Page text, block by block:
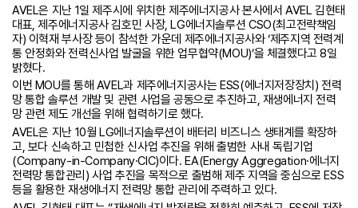
AVEL은 지난 1일 제주시에 위치한 제주에너지공사 본사에서 AVEL 김현태
대표, 제주에너지공사 김호민 사장, LG에너지솔루션 CSO(최고전략책임
자) 이혁재 부사장 등이 참석한 가운데 제주에너지공사와 ‘제주지역 전력계
통 안정화와 전력신사업 발굴을 위한 업무협약(MOU)’을 체결했다고 8일
밝혔다.
이번 MOU를 통해 AVEL과 제주에너지공사는 ESS(에너지저장장치) 전력
망 통합 솔루션 개발 및 관련 사업을 공동으로 추진하고, 재생에너지 전력
망 관련 제도 개선을 위해 협력하기로 했다.
AVEL은 지난 10월 LG에너지솔루션이 배터리 비즈니스 생태계를 확장하
고, 보다 신속하고 민첩한 신사업 추진을 위해 출범한 사내 독립기업
(Company-in-Company·CIC)이다. EA(Energy Aggregation·에너지
전력망 통합관리) 사업 추진을 목적으로 출범해 제주 지역을 중심으로 ESS
등을 활용한 재생에너지 전력망 통합 관리에 주력하고 있다.